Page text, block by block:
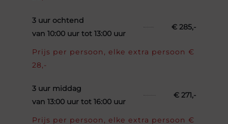
3 uur ochtend
van 10:00 uur tot 13:00 uur
€ 285,-
Prijs per persoon, elke extra persoon €
28,-
3 uur middag
van 13:00 uur tot 16:00 uur
€ 271,-
Prijs per persoon, elke extra persoon €